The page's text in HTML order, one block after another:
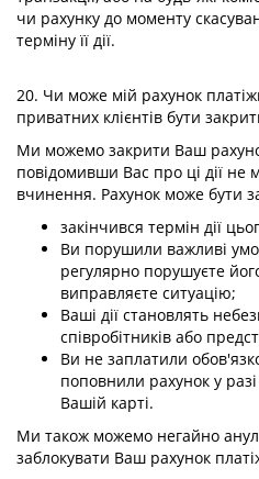
чи рахунку до моменту
терміну її дії.
20. Чи може мій рахунок
приватних клієнтів бути
Ми можемо закрити Ваш
повідомивши Вас про ці дії не
вчинення. Рахунок може бути
закінчився термін дії
Ви порушили важливі
регулярно порушуєте
виправляєте ситуацію;
Ваші дії становлять
співробітників або
Ви не заплатили
поповнили рахунок у
Вашій карті.
Ми також можемо негайно
заблокувати Ваш рахунок